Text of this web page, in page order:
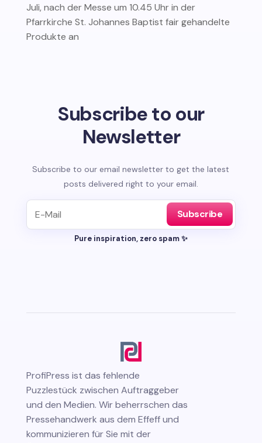
Juli, nach der Messe um 10.45 Uhr in der
Pfarrkirche St. Johannes Baptist fair gehandelte
Produkte an
Subscribe to our
Newsletter
Subscribe to our email newsletter to get the latest
posts delivered right to your email.
Subscribe
Pure inspiration, zero spam ✨
ProfiPress ist das fehlende
Puzzlestück zwischen Auftraggeber
und den Medien. Wir beherrschen das
Pressehandwerk aus dem Effeff und
kommunizieren für Sie mit der